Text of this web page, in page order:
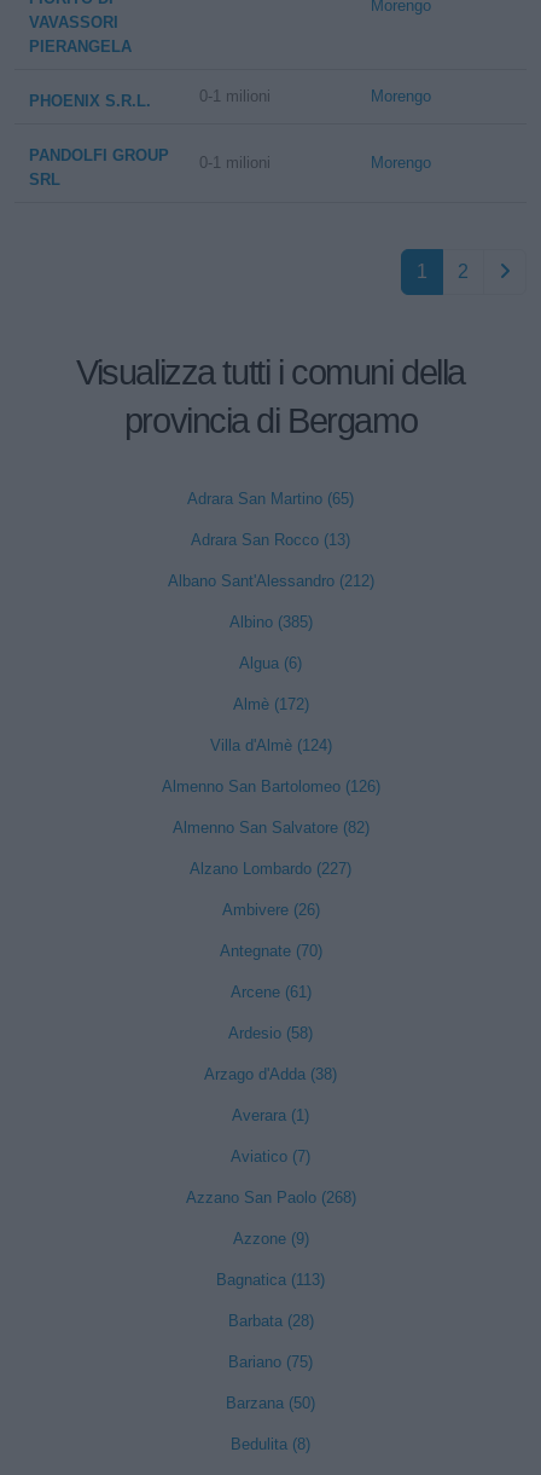
VAVASSORI
PIERANGELA
Morengo
PHOENIX S.R.L. 0-1 milioni Morengo
PANDOLFI GROUP
SRL
0-1 milioni Morengo
1 2
Visualizza tutti i comuni della
provincia di Bergamo
Adrara San Martino (65)
Adrara San Rocco (13)
Albano Sant'Alessandro (212)
Albino (385)
Algua (6)
Almè (172)
Villa d'Almè (124)
Almenno San Bartolomeo (126)
Almenno San Salvatore (82)
Alzano Lombardo (227)
Ambivere (26)
Antegnate (70)
Arcene (61)
Ardesio (58)
Arzago d'Adda (38)
Averara (1)
Aviatico (7)
Azzano San Paolo (268)
Azzone (9)
Bagnatica (113)
Barbata (28)
Bariano (75)
Barzana (50)
Bedulita (8)